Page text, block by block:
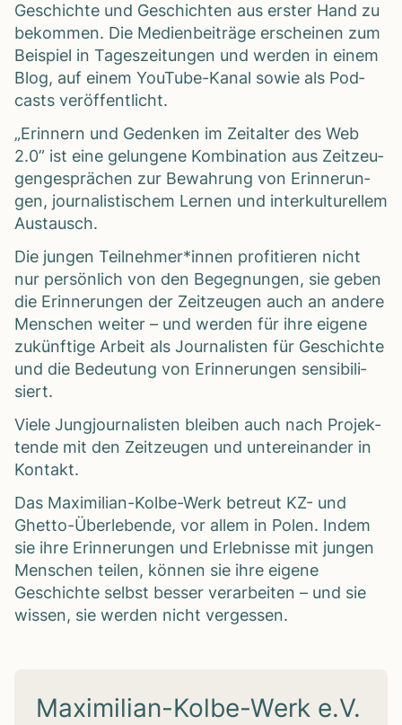
Geschichte und Geschich­ten aus ers­ter Hand zu
bekom­men. Die Medi­en­bei­träge erschei­nen zum
Bei­spiel in Tages­zei­tun­gen und wer­den in einem
Blog, auf einem You­Tube-Kanal sowie als Pod­
casts ver­öf­fent­licht.
„Erin­nern und Geden­ken im Zeit­al­ter des Web
2.0” ist eine gelun­gene Kom­bi­na­tion aus Zeit­zeu­
gen­ge­sprä­chen zur Bewah­rung von Erin­ne­run­
gen, jour­na­lis­ti­schem Ler­nen und inter­kul­tu­rel­lem
Aus­tausch.
Die jun­gen Teilnehmer*innen pro­fi­tie­ren nicht
nur per­sön­lich von den Begeg­nun­gen, sie geben
die Erin­ne­run­gen der Zeit­zeu­gen auch an andere
Men­schen wei­ter – und wer­den für ihre eigene
zukünf­tige Arbeit als Jour­na­lis­ten für Geschichte
und die Bedeu­tung von Erin­ne­run­gen sen­si­bi­li­
siert.
Viele Jung­jour­na­lis­ten blei­ben auch nach Pro­jek­
tende mit den Zeit­zeu­gen und unter­ein­an­der in
Kon­takt.
Das Maxi­mi­lian-Kolbe-Werk betreut KZ- und
Ghetto-Über­le­bende, vor allem in Polen. Indem
sie ihre Erin­ne­run­gen und Erleb­nisse mit jun­gen
Men­schen tei­len, kön­nen sie ihre eigene
Geschichte selbst bes­ser ver­ar­bei­ten – und sie
wis­sen, sie wer­den nicht ver­ges­sen.
Maximilian-Kolbe-Werk e.V.